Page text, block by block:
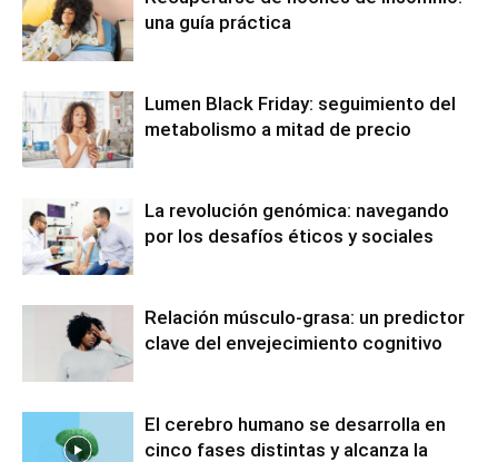
una guía práctica
Lumen Black Friday: seguimiento del
metabolismo a mitad de precio
La revolución genómica: navegando
por los desafíos éticos y sociales
Relación músculo-grasa: un predictor
clave del envejecimiento cognitivo
El cerebro humano se desarrolla en
cinco fases distintas y alcanza la